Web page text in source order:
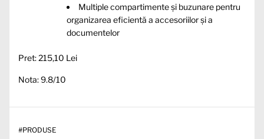
Multiple compartimente și buzunare pentru
organizarea eficientă a accesoriilor și a
documentelor
Pret: 215,10 Lei
Nota: 9.8/10
#PRODUSE